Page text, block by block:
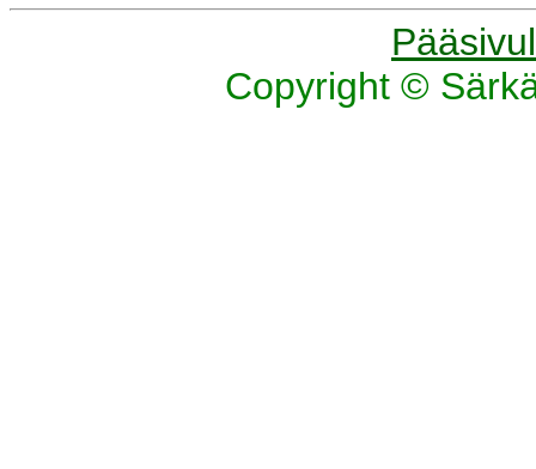
Copyright ©